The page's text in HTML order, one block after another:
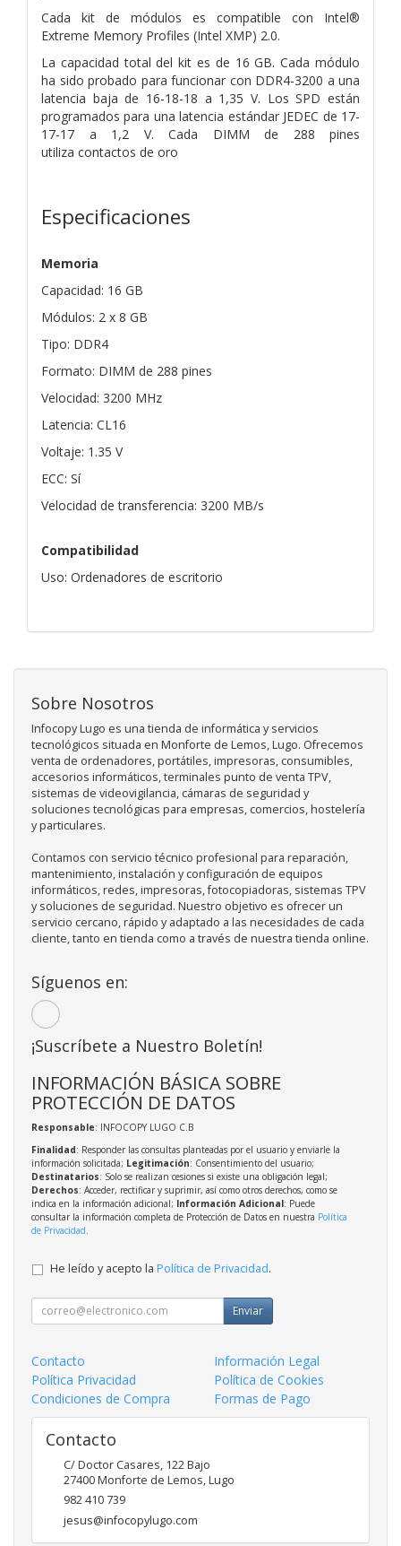
Cada kit de módulos es compatible con Intel®
Extreme Memory Profiles (Intel XMP) 2.0.
La capacidad total del kit es de 16 GB. Cada módulo
ha sido probado para funcionar con DDR4-3200 a una
latencia baja de 16-18-18 a 1,35 V. Los SPD están
programados para una latencia estándar JEDEC de 17-
17-17 a 1,2 V. Cada DIMM de 288 pines
utiliza contactos de oro
Especificaciones
Memoria
Capacidad: 16 GB
Módulos: 2 x 8 GB
Tipo: DDR4
Formato: DIMM de 288 pines
Velocidad: 3200 MHz
Latencia: CL16
Voltaje: 1.35 V
ECC: Sí
Velocidad de transferencia: 3200 MB/s
Compatibilidad
Uso: Ordenadores de escritorio
Sobre Nosotros
Infocopy Lugo es una tienda de informática y servicios
tecnológicos situada en Monforte de Lemos, Lugo. Ofrecemos
venta de ordenadores, portátiles, impresoras, consumibles,
accesorios informáticos, terminales punto de venta TPV,
sistemas de videovigilancia, cámaras de seguridad y
soluciones tecnológicas para empresas, comercios, hostelería
y particulares.
Contamos con servicio técnico profesional para reparación,
mantenimiento, instalación y configuración de equipos
informáticos, redes, impresoras, fotocopiadoras, sistemas TPV
y soluciones de seguridad. Nuestro objetivo es ofrecer un
servicio cercano, rápido y adaptado a las necesidades de cada
cliente, tanto en tienda como a través de nuestra tienda online.
Síguenos en:
¡Suscríbete a Nuestro Boletín!
INFORMACIÓN BÁSICA SOBRE
PROTECCIÓN DE DATOS
Responsable: INFOCOPY LUGO C.B
Finalidad: Responder las consultas planteadas por el usuario y enviarle la
información solicitada; Legitimación: Consentimiento del usuario;
Destinatarios: Solo se realizan cesiones si existe una obligación legal;
Derechos: Acceder, rectificar y suprimir, así como otros derechos, como se
indica en la información adicional; Información Adicional: Puede
consultar la información completa de Protección de Datos en nuestra Política
de Privacidad
He leído y acepto la Política de Privacidad.
Enviar
Contacto
Información Legal
Política Privacidad
Política de Cookies
Condiciones de Compra
Formas de Pago
Contacto
C/ Doctor Casares, 122 Bajo
27400Monforte de Lemos,Lugo
982 410 739
jesus@infocopylugo.com